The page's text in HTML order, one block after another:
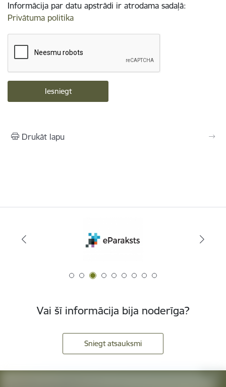
Informācija par datu apstrādi ir atrodama sadaļā:
Privātuma politika
Drukāt lapu
Vai šī informācija bija noderīga?
Sniegt atsauksmi